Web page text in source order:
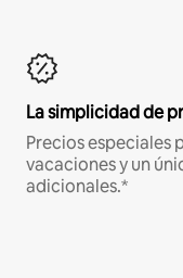
La simplicidad de
Precios especiales
vacaciones y un
adicionales.*